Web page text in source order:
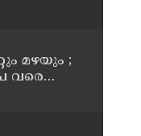
മഴയും ;
വരെ